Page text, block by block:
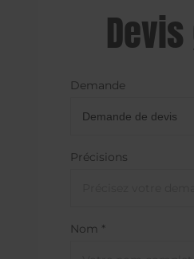
Demande
Précisions
Nom *